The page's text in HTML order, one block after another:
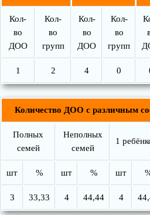
Кол-
во
ДОО
Кол-
во
групп
Кол-
во
ДОО
Кол-
во
групп
1 2 4 0
Количество ДОО с различным
Полных
семей
Неполных
семей
1
шт % шт % шт
3 33,33 4 44,44 4